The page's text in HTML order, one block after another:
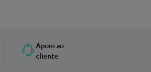
Apoio ao
cliente